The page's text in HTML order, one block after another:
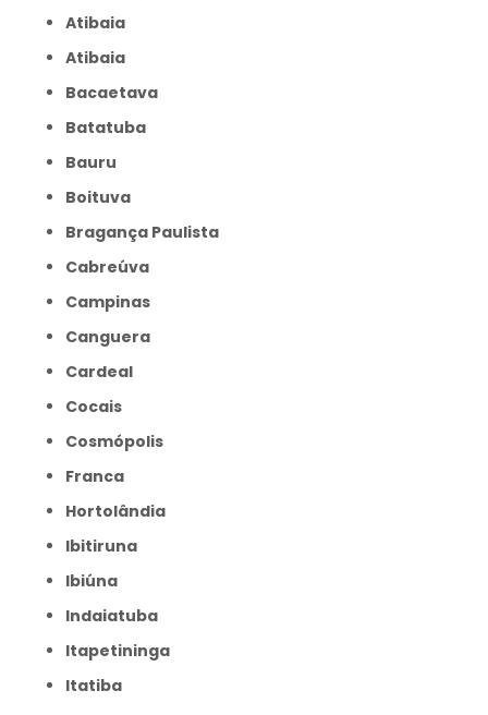
Atibaia
Atibaia
Bacaetava
Batatuba
Bauru
Boituva
Bragança Paulista
Cabreúva
Campinas
Canguera
Cardeal
Cocais
Cosmópolis
Franca
Hortolândia
Ibitiruna
Ibiúna
Indaiatuba
Itapetininga
Itatiba